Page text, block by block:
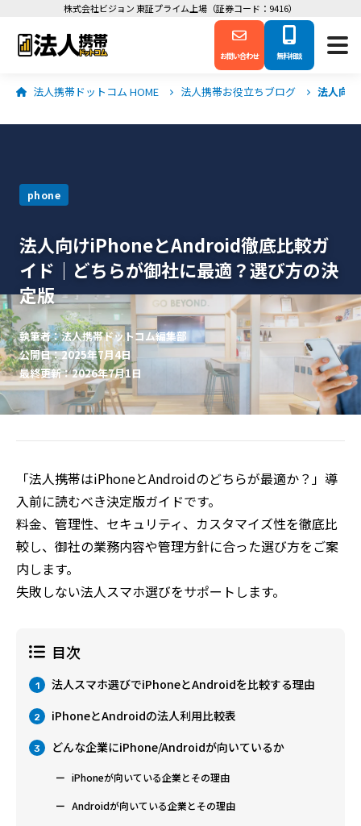
株式会社ビジョン 東証プライム上場（証券コード：9416）
お問い合わせ 無料相談
法人携帯ドットコム HOME 法人携帯お役立ちブログ 法人向
phone
法人向けiPhoneとAndroid徹底比較ガ
イド｜どちらが御社に最適？選び方の決
定版
執筆者：法人携帯ドットコム編集部
公開日：2025年7月4日
最終更新：2026年7月1日
「法人携帯はiPhoneとAndroidのどちらが最適か？」導
入前に読むべき決定版ガイドです。
料金、管理性、セキュリティ、カスタマイズ性を徹底比
較し、御社の業務内容や管理方針に合った選び方をご案
内します。
失敗しない法人スマホ選びをサポートします。
目次
1 法人スマホ選びでiPhoneとAndroidを比較する理由
2 iPhoneとAndroidの法人利用比較表
3 どんな企業にiPhone/Androidが向いているか
iPhoneが向いている企業とその理由
Androidが向いている企業とその理由